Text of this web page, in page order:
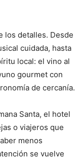
los detalles. Desde
cuidada, hasta
local: el vino al
gourmet con
de cercanía.
Santa, el hotel
o viajeros que
menos
se vuelve